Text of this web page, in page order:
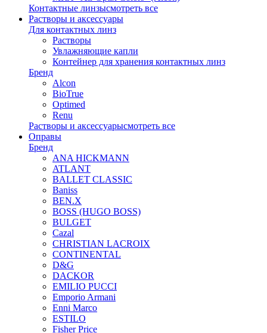
Контактные линзысмотреть все
Растворы и аксессуары
Для контактных линз
Растворы
Увлажняющие капли
Контейнер для хранения контактных линз
Бренд
Alcon
BioTrue
Optimed
Renu
Растворы и аксессуарысмотреть все
Оправы
Бренд
ANA HICKMANN
ATLANT
BALLET CLASSIC
Baniss
BEN.X
BOSS (HUGO BOSS)
BULGET
Cazal
CHRISTIAN LACROIX
CONTINENTAL
D&G
DACKOR
EMILIO PUCCI
Emporio Armani
Enni Marco
ESTILO
Fisher Price